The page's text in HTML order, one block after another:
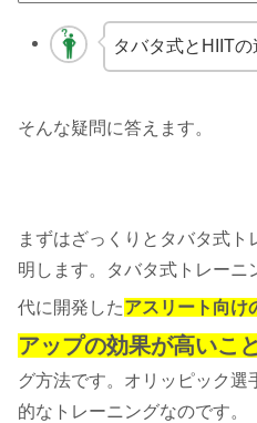
タバタ式とHIIT
そんな疑問に答えます。
まずはざっくりとタバタ式
明します。タバタ式トレーニ
代に開発したアスリート向け
アップの効果が高いこ
グ方法です。オリッピック
的なトレーニングなのです。